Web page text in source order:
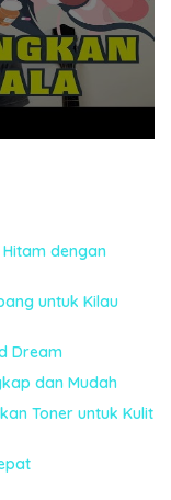
dengan
untuk Kilau
Dream
dan Mudah
Toner untuk Kulit